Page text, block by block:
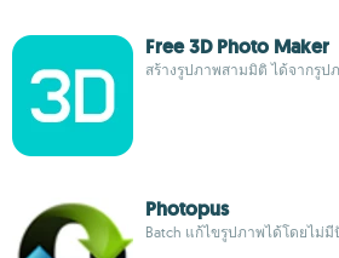
Free 3D Photo Maker
สร้างรูปภาพสามมิติ ได้จากรูป
Photopus
Batch แก้ไขรูปภาพได้โดยไม่